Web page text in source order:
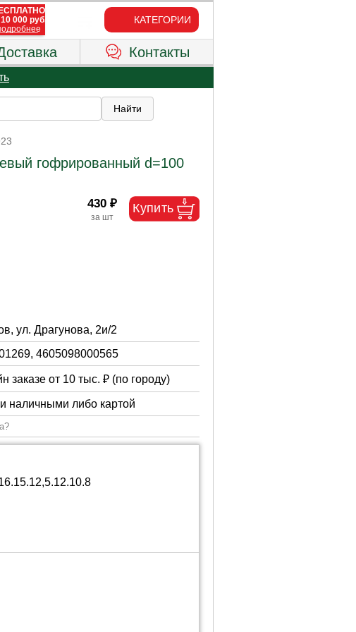
КАТЕГОРИИ
Контакты
гофрированный d=100
430 ₽
ул. Драгунова, 2и/2
4605098000565
заказе от 10 тыс. ₽ (по городу)
наличными либо картой